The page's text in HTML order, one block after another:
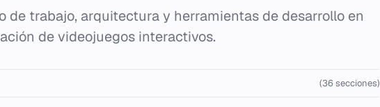
de trabajo, arquitectura y herramientas de desarrollo en
de videojuegos interactivos.
(36 secciones)